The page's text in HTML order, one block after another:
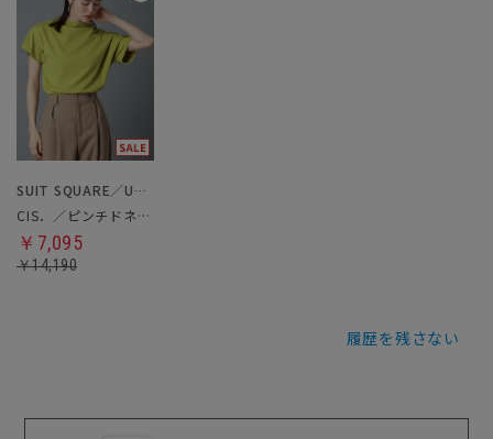
SUIT SQUARE／UNIVERSAL LANGUAGE／WHITE
CIS．／ピンチドネックTシャツ
￥7,095
￥14,190
履歴を残さない